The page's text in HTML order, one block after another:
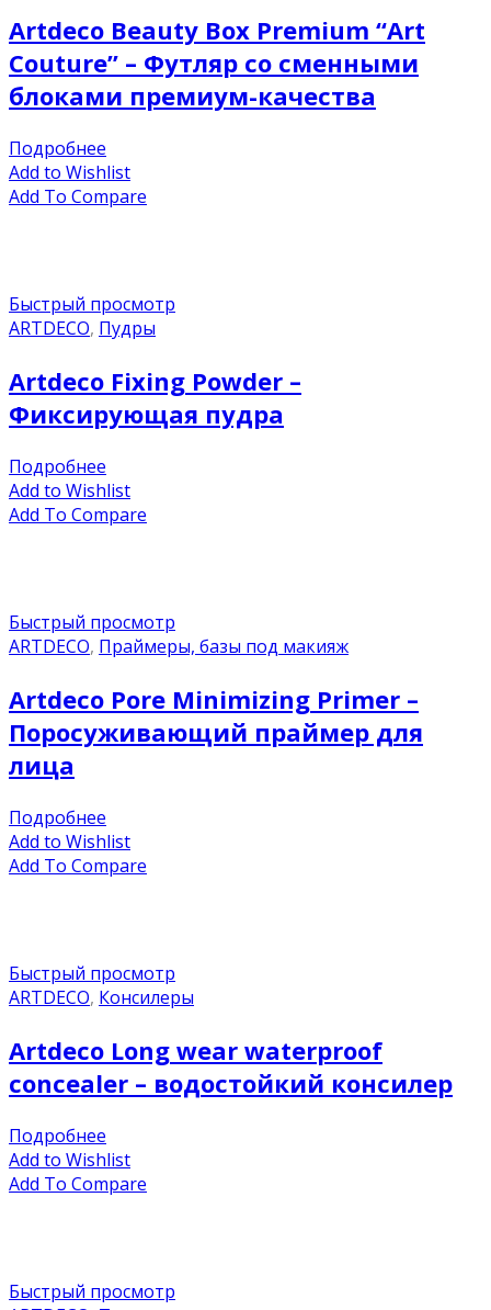
Artdeco Beauty Box Premium “Art
Couture” – Футляр со сменными
блоками премиум-качества
Подробнее
Add to Wishlist
Add To Compare
Быстрый просмотр
ARTDECO, Пудры
Artdeco Fixing Powder –
Фиксирующая пудра
Подробнее
Add to Wishlist
Add To Compare
Быстрый просмотр
ARTDECO, Праймеры, базы под макияж
Artdeco Pore Minimizing Primer –
Поросуживающий праймер для
лица
Подробнее
Add to Wishlist
Add To Compare
Быстрый просмотр
ARTDECO, Консилеры
Artdeco Long wear waterproof
concealer – водостойкий консилер
Подробнее
Add to Wishlist
Add To Compare
Быстрый просмотр